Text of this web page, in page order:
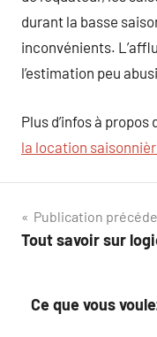
durant la basse
inconvénients.
l’estimation peu
Plus d’infos à propos
la location
Navigation
de
Publication
Tout savoir sur
Ce que vous